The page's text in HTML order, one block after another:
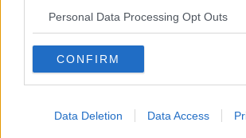
Personal Data Processing Opt Outs
CONFIRM
Data Deletion Data Access
​Lasciate ai vostri figli il diritto di piangere
​Parole d’amore regalate al vento
​Essere genitori di un adolescente
​Saper pazientare
​Giornata del Fiocchetto Lilla
Ma ti ascolti?